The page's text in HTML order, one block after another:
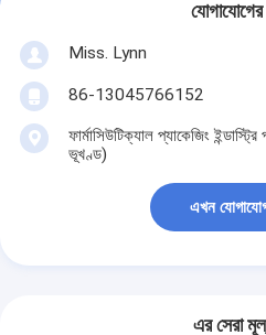
যোগাযোগের
Miss. Lynn
86-13045766152
ফার্মাসিউটিক্যাল প্যাকেজিং
ভূখণ্ড)
এখন
এর সেরা